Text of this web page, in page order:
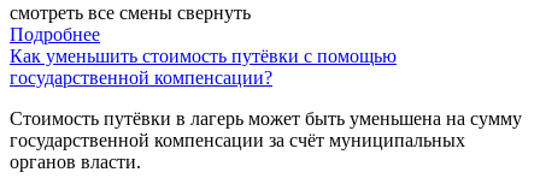
смотреть все смены свернуть
Подробнее
Как уменьшить стоимость путёвки с помощью
государственной компенсации?
Стоимость путёвки в лагерь может быть уменьшена на сумму
государственной компенсации за счёт муниципальных
органов власти.